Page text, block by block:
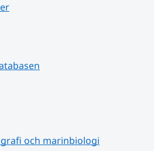
och marinbiologi